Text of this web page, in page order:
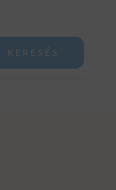
KERESÉS